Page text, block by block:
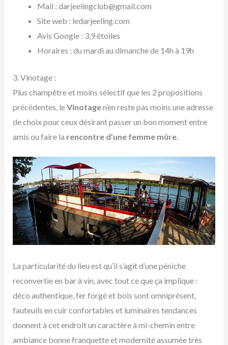
Mail : darjeelingclub@gmail.com
Site web : ledarjeeling.com
Avis Google : 3,9 étoiles
Horaires : du mardi au dimanche de 14h à 19h
3. Vinotage :
Plus champêtre et moins sélectif que les 2 propositions
précédentes, leVinotagen’en reste pas moins une adresse
de choix pour ceux désirant passer un bon moment entre
amis ou faire la rencontre d’une femme mûre.
La particularité du lieu est qu’il s’agit d’une péniche
reconvertie en bar à vin, avec tout ce que ça implique :
déco authentique, fer forgé et bois sont omniprésent,
fauteuils en cuir confortables et luminaires tendances
donnent à cet endroit un caractère à mi-chemin entre
ambiance bonne franquette et modernité assumée très